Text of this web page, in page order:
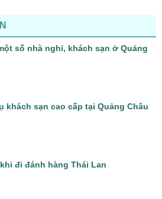
số nhà nghỉ, khách sạn ở Quảng
khách sạn cao cấp tại Quảng Châu
đi đánh hàng Thái Lan